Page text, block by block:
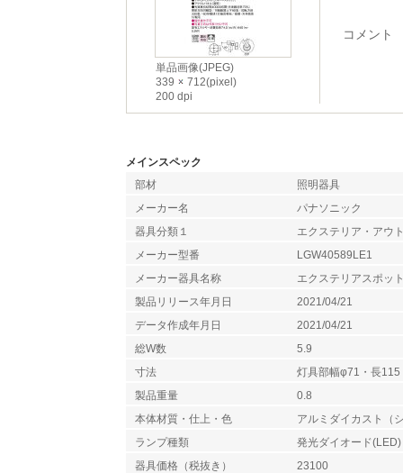
単品画像(JPEG)
339
712(pixel)
200 dpi
コメント
メインスペック
部材
照明器具
メーカー名
パナソニック
器具分類１
エクステリア・アウ
メーカー型番
LGW40589LE1
メーカー器具名称
エクステリアスポッ
製品リリース年月日
2021/04/21
データ作成年月日
2021/04/21
総W数
5.9
寸法
灯具部幅φ71・長
製品重量
0.8
本体材質・仕上・色
アルミダイカスト（
ランプ種類
発光ダイオード(LED)
器具価格（税抜き）
23100